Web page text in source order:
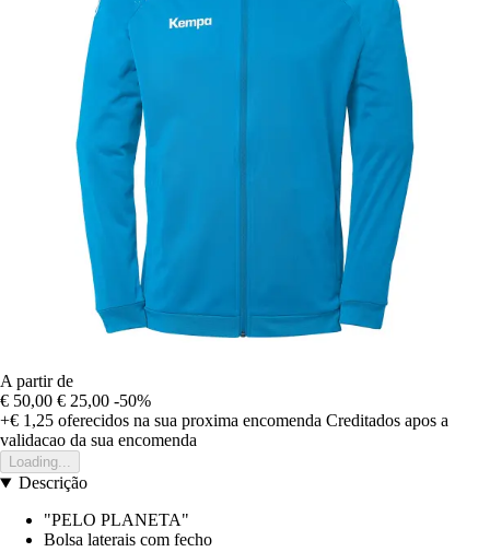
A partir de
€ 50,00 € 25,00 -50%
+€ 1,25 oferecidos na sua proxima encomenda Creditados apos a
validacao da sua encomenda
Loading...
Descrição
"PELO PLANETA"
Bolsa laterais com fecho